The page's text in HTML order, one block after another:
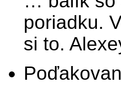
poriadku.
si to.